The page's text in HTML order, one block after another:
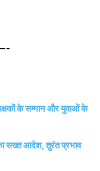
के सम्मान और युवाओं के
सख्त आदेश, तुरंत प्रभाव